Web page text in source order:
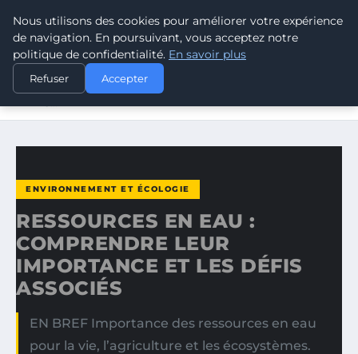
CLIMATE GUARDIAN
ACCUEIL
ENVIRONNEMENT ET ÉCOLOGIE
RESSOURCES EN EAU : COMPRENDRE LEUR IMPORTANCE
ENVIRONNEMENT ET ÉCOLOGIE
RESSOURCES EN EAU :
COMPRENDRE LEUR
IMPORTANCE ET LES DÉFIS
ASSOCIÉS
EN BREF Importance des ressources en eau
pour la vie, l’agriculture et les écosystèmes.
Nous utilisons des cookies pour améliorer votre expérience
de navigation. En poursuivant, vous acceptez notre
politique de confidentialité. En savoir plus
Refuser Accepter